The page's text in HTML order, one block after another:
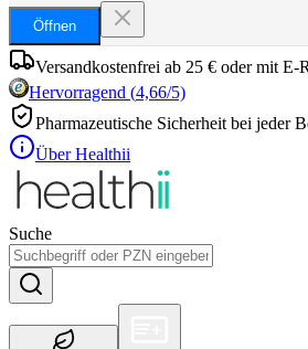
Öffnen
Versandkostenfrei ab 25 € oder mit E-
Hervorragend (4,66/5)
Pharmazeutische Sicherheit bei jeder
Über Healthii
Suche